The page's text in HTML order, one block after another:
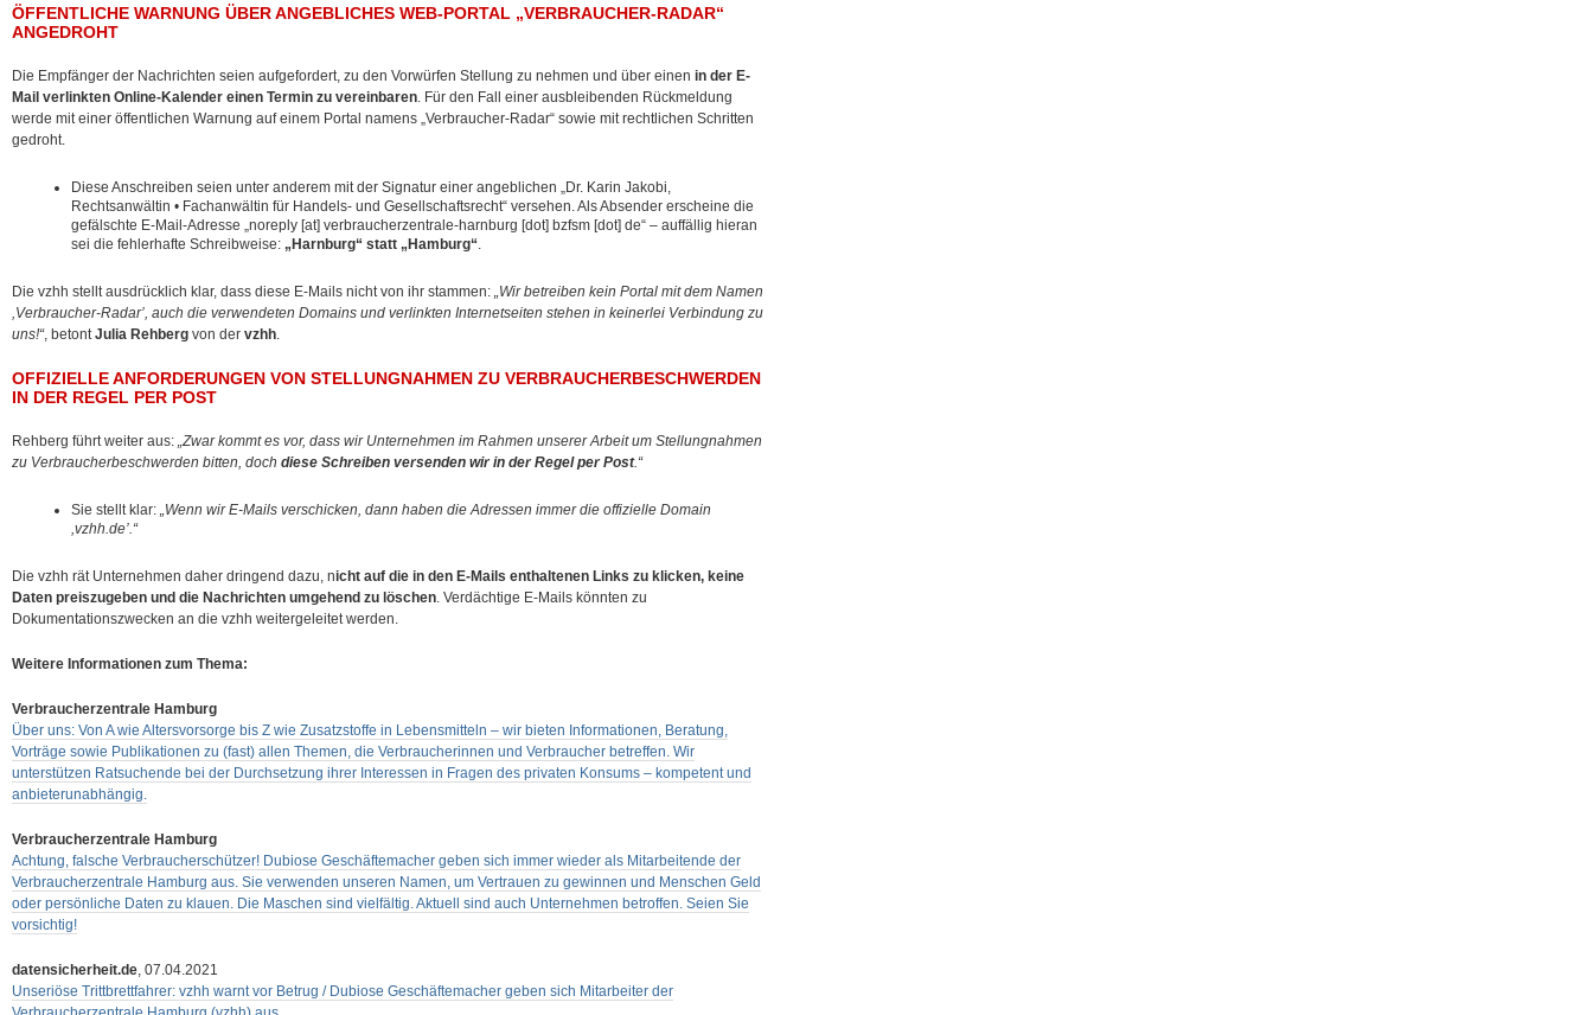
ÖFFENTLICHE WARNUNG ÜBER ANGEBLICHES WEB-PORTAL „VERBRAUCHER-RADAR“
ANGEDROHT
Die Empfänger der Nachrichten seien aufgefordert, zu den Vorwürfen Stellung zu nehmen und über einen in der E-
Mail verlinkten Online-Kalender einen Termin zu vereinbaren. Für den Fall einer ausbleibenden Rückmeldung
werde mit einer öffentlichen Warnung auf einem Portal namens „Verbraucher-Radar“ sowie mit rechtlichen Schritten
gedroht.
Diese Anschreiben seien unter anderem mit der Signatur einer angeblichen „Dr. Karin Jakobi,
Rechtsanwältin • Fachanwältin für Handels- und Gesellschaftsrecht“ versehen. Als Absender erscheine die
gefälschte E-Mail-Adresse „noreply [at] verbraucherzentrale-harnburg [dot] bzfsm [dot] de“ – auffällig hieran
sei die fehlerhafte Schreibweise: „Harnburg“ statt „Hamburg“.
Die vzhh stellt ausdrücklich klar, dass diese E-Mails nicht von ihr stammen: „Wir betreiben kein Portal mit dem Namen
,Verbraucher-Radar’, auch die verwendeten Domains und verlinkten Internetseiten stehen in keinerlei Verbindung zu
uns!“, betontJulia Rehberg von der vzhh.
OFFIZIELLE ANFORDERUNGEN VON STELLUNGNAHMEN ZU VERBRAUCHERBESCHWERDEN
IN DER REGEL PER POST
Rehberg führt weiter aus: „Zwar kommt es vor, dass wir Unternehmen im Rahmen unserer Arbeit um Stellungnahmen
zu Verbraucherbeschwerden bitten, doch diese Schreiben versenden wir in der Regel per Post.“
Sie stellt klar: „Wenn wir E-Mails verschicken, dann haben die Adressen immer die offizielle Domain
,vzhh.de’.“
Die vzhh rät Unternehmen daher dringend dazu, nicht auf die in den E-Mails enthaltenen Links zu klicken, keine
Daten preiszugeben und die Nachrichten umgehend zu löschen. Verdächtige E-Mails könnten zu
Dokumentationszwecken an die vzhh weitergeleitet werden.
Weitere Informationen zum Thema:
Verbraucherzentrale Hamburg
Über uns: Von A wie Altersvorsorge bis Z wie Zusatzstoffe in Lebensmitteln – wir bieten Informationen, Beratung,
Vorträge sowie Publikationen zu (fast) allen Themen, die Verbraucherinnen und Verbraucher betreffen. Wir
unterstützen Ratsuchende bei der Durchsetzung ihrer Interessen in Fragen des privaten Konsums – kompetent und
anbieterunabhängig.
Verbraucherzentrale Hamburg
Achtung, falsche Verbraucherschützer! Dubiose Geschäftemacher geben sich immer wieder als Mitarbeitende der
Verbraucherzentrale Hamburg aus. Sie verwenden unseren Namen, um Vertrauen zu gewinnen und Menschen Geld
oder persönliche Daten zu klauen. Die Maschen sind vielfältig. Aktuell sind auch Unternehmen betroffen. Seien Sie
vorsichtig!
datensicherheit.de, 07.04.2021
Unseriöse Trittbrettfahrer: vzhh warnt vor Betrug / Dubiose Geschäftemacher geben sich Mitarbeiter der